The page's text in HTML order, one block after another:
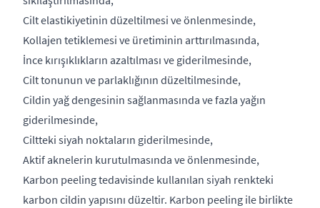
Cilt elastikiyetinin düzeltilmesi ve önlenmesinde,
Kollajen tetiklemesi ve üretiminin arttırılmasında,
İnce kırışıklıkların azaltılması ve giderilmesinde,
Cilt tonunun ve parlaklığının düzeltilmesinde,
Cildin yağ dengesinin sağlanmasında ve fazla yağın
giderilmesinde,
Ciltteki siyah noktaların giderilmesinde,
Aktif aknelerin kurutulmasında ve önlenmesinde,
Karbon peeling tedavisinde kullanılan siyah renkteki
karbon cildin yapısını düzeltir. Karbon peeling ile birlikte